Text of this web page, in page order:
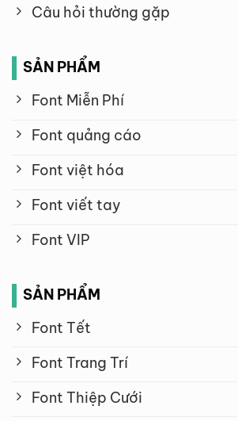
Câu hỏi thường gặp
SẢN PHẨM
Font Miễn Phí
Font quảng cáo
Font việt hóa
Font viết tay
Font VIP
SẢN PHẨM
Font Tết
Font Trang Trí
Font Thiệp Cưới